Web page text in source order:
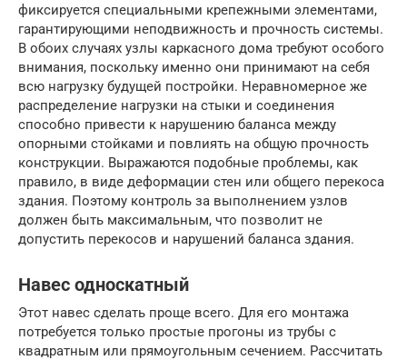
фиксируется специальными крепежными элементами,
гарантирующими неподвижность и прочность системы.
В обоих случаях узлы каркасного дома требуют особого
внимания, поскольку именно они принимают на себя
всю нагрузку будущей постройки. Неравномерное же
распределение нагрузки на стыки и соединения
способно привести к нарушению баланса между
опорными стойками и повлиять на общую прочность
конструкции. Выражаются подобные проблемы, как
правило, в виде деформации стен или общего перекоса
здания. Поэтому контроль за выполнением узлов
должен быть максимальным, что позволит не
допустить перекосов и нарушений баланса здания.
Навес односкатный
Этот навес сделать проще всего. Для его монтажа
потребуется только простые прогоны из трубы с
квадратным или прямоугольным сечением. Рассчитать